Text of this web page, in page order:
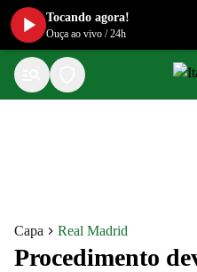
Capa Real Madrid
Procedimento
Tocando agora!
Ouça ao vivo /24h